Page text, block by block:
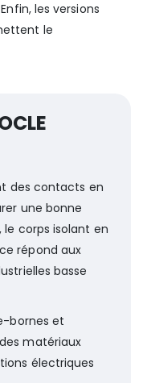
les versions
le
des contacts en
une bonne
corps isolant en
répond aux
basse
bornes et
matériaux
électriques